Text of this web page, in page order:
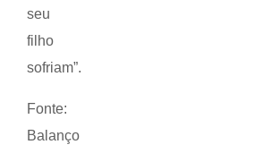
seu
filho
sofriam”.
Fonte:
Balanço